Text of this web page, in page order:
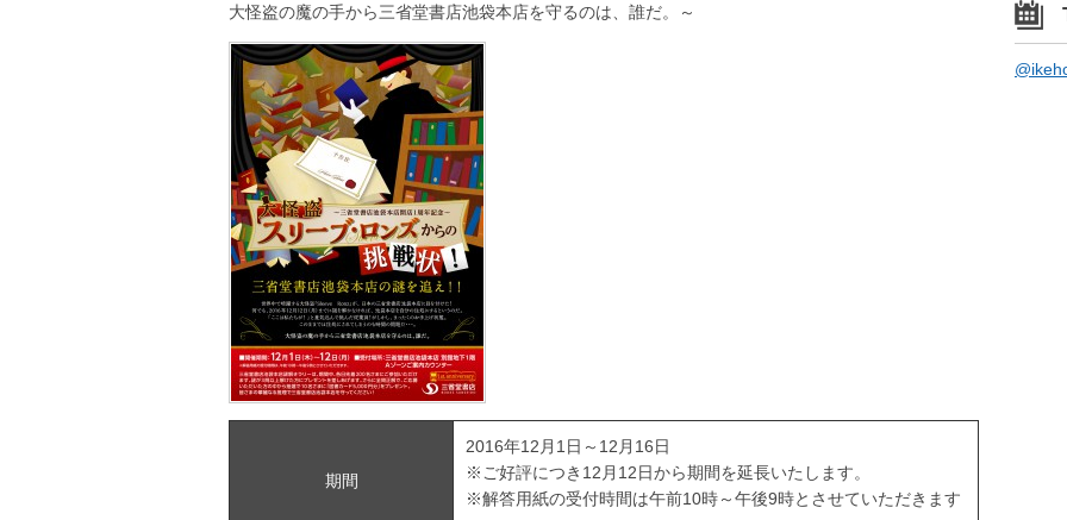
大怪盗の魔の手から三省堂書店池袋本店を守るのは、誰だ。～
期間
2016年12月1日～12月16日
※ご好評につき12月12日から期間を延長いたします。
※解答用紙の受付時間は午前10時～午後9時とさせていただきます